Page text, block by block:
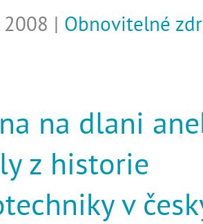
| Obnovitelné
na dlani
z historie
v